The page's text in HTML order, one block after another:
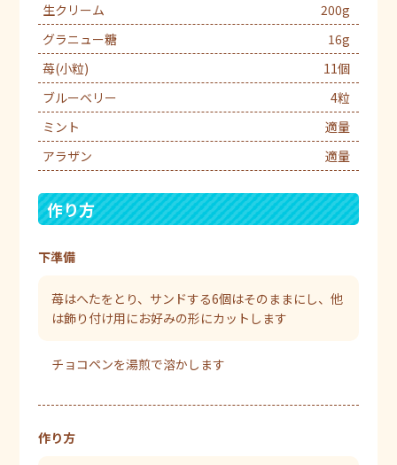
生クリーム
200g
グラニュー糖
16g
苺(小粒)
11個
ブルーベリー
4粒
ミント
適量
アラザン
適量
作り方
下準備
苺はへたをとり、サンドする6個はそのままにし、他
は飾り付け用にお好みの形にカットします
チョコペンを湯煎で溶かします
作り方